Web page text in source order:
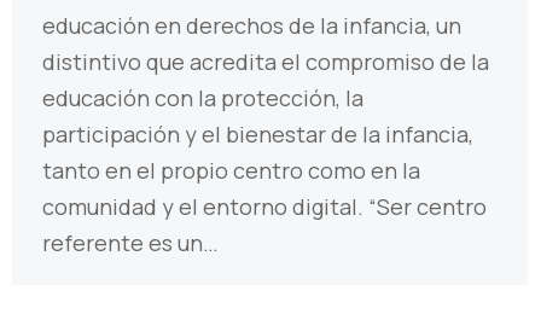
educación en derechos de la infancia, un
distintivo que acredita el compromiso de la
educación con la protección, la
participación y el bienestar de la infancia,
tanto en el propio centro como en la
comunidad y el entorno digital. “Ser centro
referente es un…